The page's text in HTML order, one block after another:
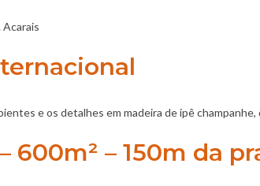
e os detalhes em madeira de ipê
– 150m da